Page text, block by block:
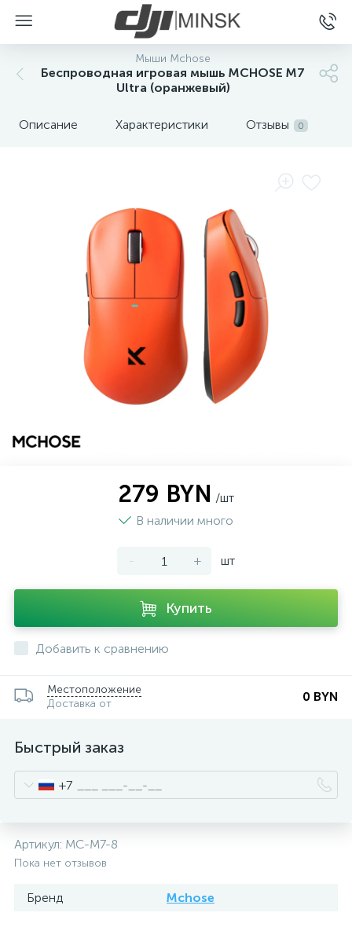
Мыши Mchose
Беспроводная игровая мышь MCHOSE M7
Ultra (оранжевый)
Описание Характеристики Отзывы 0
279 BYN /шт
В наличии много
- + шт
Купить
Добавить к сравнению
Местоположение
Доставка от
0 BYN
Быстрый заказ
+7
Артикул: MC-M7-8
Пока нет отзывов
Бренд Mchose